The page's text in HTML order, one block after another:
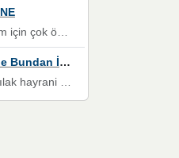
artık ilahiye bende eşlik ediyorum yüksek sesle Allah razı olsun hizmet nimettir Rabbim sizin zahmetlerinize de hayırlı nimetler versin Selam ve dua ile Allah'a emanet olun
Uğur Işılak – Mesele Bundan İbaret
saygı duyan gönül veren bunu en güzel şekilde sevenlerine ulaştıran siz değerli sayfa yöneticilerine de teşekkür ederim